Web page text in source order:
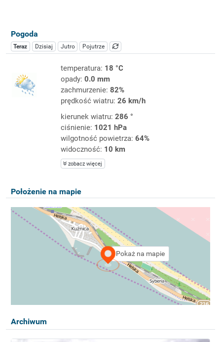
Pogoda
Teraz Dzisiaj Jutro Pojutrze
temperatura: 18 °C
opady: 0.0 mm
zachmurzenie: 82%
prędkość wiatru: 26 km/h
kierunek wiatru: 286 °
ciśnienie: 1021 hPa
wilgotność powietrza: 64%
widoczność: 10 km
zobacz więcej
Położenie na mapie
Pokaż na mapie
Archiwum